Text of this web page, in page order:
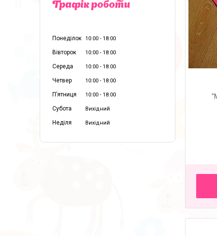
Графік роботи
Понеділок 10:00 18:00
Вівторок 10:00 18:00
Середа 10:00 18:00
Четвер 10:00 18:00
Пʼятниця 10:00 18:00
Субота Вихідний
Неділя Вихідний